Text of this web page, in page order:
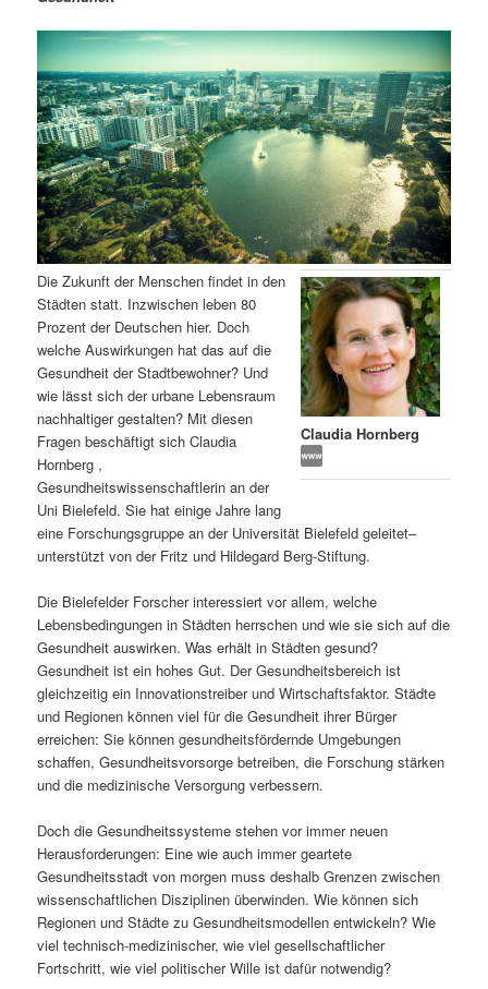
ä
r
e
n
I
n
h
a
l
t
s
p
r
i
n
g
e
n
d
ä
r
e
n
I
n
h
a
l
t
s
p
r
i
n
n
n
a
v
i
g
a
t
i
o
n
Claudia Hornberg
Die Zukunft der Menschen findet in den
Städten statt. Inzwischen leben 80
Prozent der Deutschen hier. Doch
welche Auswirkungen hat das auf die
Gesundheit der Stadtbewohner? Und
wie lässt sich der urbane Lebensraum
nachhaltiger gestalten? Mit diesen
Fragen beschäftigt sich Claudia
Hornberg ,
Gesundheitswissenschaftlerin an der
Uni Bielefeld. Sie hat einige Jahre lang
eine Forschungsgruppe an der Universität Bielefeld geleitet–
unterstützt von der Fritz und Hildegard Berg-Stiftung.
Die Bielefelder Forscher interessiert vor allem, welche
Lebensbedingungen in Städten herrschen und wie sie sich auf die
Gesundheit auswirken. Was erhält in Städten gesund?
Gesundheit ist ein hohes Gut. Der Gesundheitsbereich ist
gleichzeitig ein Innovationstreiber und Wirtschaftsfaktor. Städte
und Regionen können viel für die Gesundheit ihrer Bürger
erreichen: Sie können gesundheitsfördernde Umgebungen
schaffen, Gesundheitsvorsorge betreiben, die Forschung stärken
und die medizinische Versorgung verbessern.
Doch die Gesundheitssysteme stehen vor immer neuen
Herausforderungen: Eine wie auch immer geartete
Gesundheitsstadt von morgen muss deshalb Grenzen zwischen
wissenschaftlichen Disziplinen überwinden. Wie können sich
Regionen und Städte zu Gesundheitsmodellen entwickeln? Wie
viel technisch-medizinischer, wie viel gesellschaftlicher
Fortschritt, wie viel politischer Wille ist dafür notwendig?